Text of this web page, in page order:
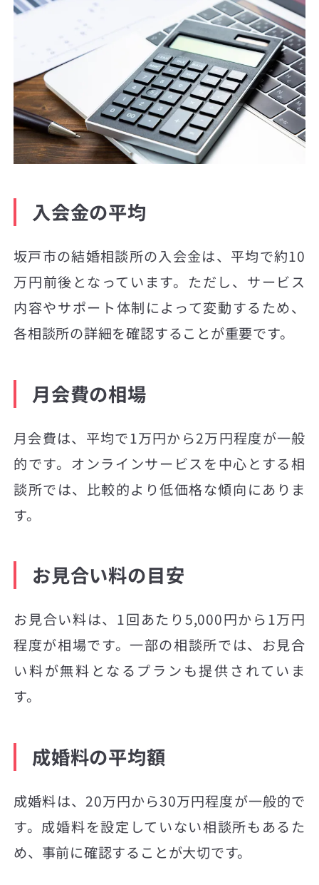
入会金の平均
坂戸市の結婚相談所の入会金は、平均で約10
万円前後となっています。ただし、サービス
内容やサポート体制によって変動するため、
各相談所の詳細を確認することが重要です。
月会費の相場
月会費は、平均で1万円から2万円程度が一般
的です。オンラインサービスを中心とする相
談所では、比較的より低価格な傾向にありま
す。
お見合い料の目安
お見合い料は、1回あたり5,000円から1万円
程度が相場です。一部の相談所では、お見合
い料が無料となるプランも提供されていま
す。
成婚料の平均額
成婚料は、20万円から30万円程度が一般的で
す。成婚料を設定していない相談所もあるた
め、事前に確認することが大切です。